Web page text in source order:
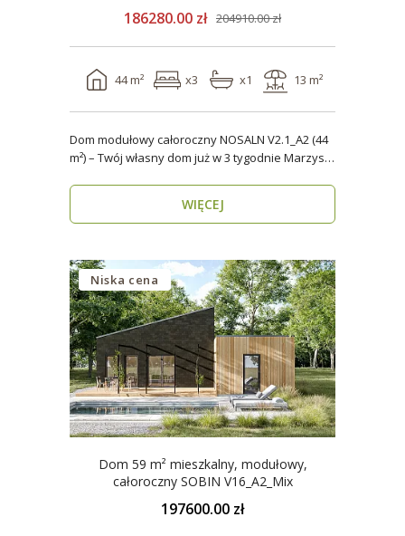
186280.00 zł 204910.00 zł
44 m² x3 x1 13 m²
Dom modułowy całoroczny NOSALN V2.1_A2 (44
m²) – Twój własny dom już w 3 tygodnie Marzysz
WIĘCEJ
Niska cena
Dom 59 m² mieszkalny, modułowy,
całoroczny SOBIN V16_A2_Mix
197600.00 zł